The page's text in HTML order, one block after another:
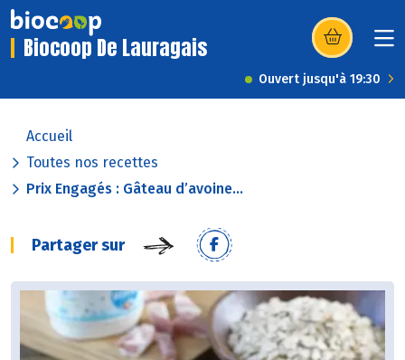
Biocoop De Lauragais (s’ouvre dans
Ouvert jusqu'à 19:30
Accueil
Toutes nos recettes
Prix Engagés : Gâteau d’avoine...
Partager sur